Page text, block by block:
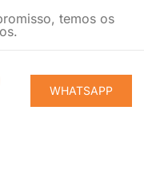
temos os
WHATSAPP